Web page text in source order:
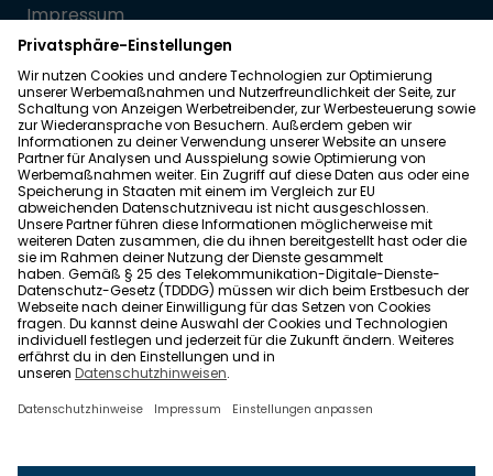
Impressum
Datenschutz
Allgemeine Geschäftsbedingungen
Barrierefreiheit
Wohnglück folgen